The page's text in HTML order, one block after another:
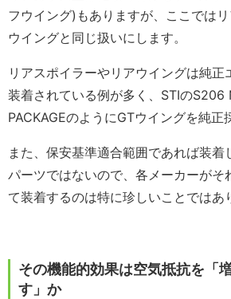
フウイング)もありますが、ここでは
ウイングと同じ扱いにします。
リアスポイラーやリアウイングは純正
装着されている例が多く、STIのS206
PACKAGEのようにGTウイングを純正
また、保安基準適合範囲であれば装着
パーツではないので、各メーカーがそ
て装着するのは特に珍しいことではあ
その機能的効果は空気抵抗を「
す」か